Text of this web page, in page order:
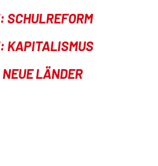
KAPITALISMUS
LÄNDER